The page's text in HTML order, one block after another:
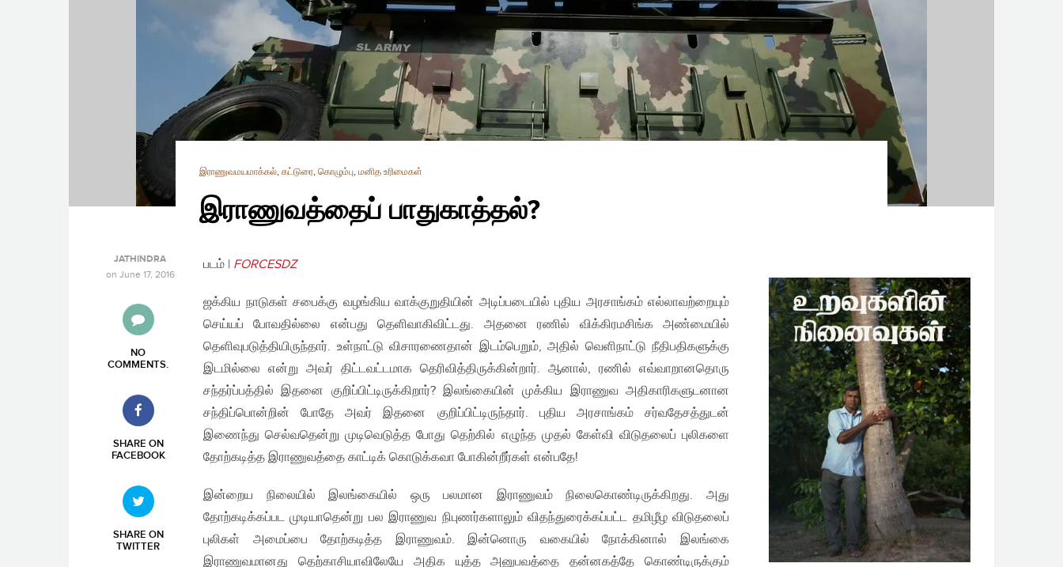
இராணுவமயமாக்கல், கட்டுரை, கொழும்பு, மனித உரிமைகள்
இராணுவத்தைப் பாதுகாத்தல்?
JATHINDRA
on June 17, 2016
NO
COMMENTS.
SHARE ON
FACEBOOK
SHARE ON
TWITTER
படம் | FORCESDZ
ஜக்கிய நாடுகள் சபைக்கு வழங்கிய வாக்குறுதியின் அடிப்படையில் புதிய அரசாங்கம் எல்லாவற்றையும்
செய்யப் போவதில்லை என்பது தெளிவாகிவிட்டது. அதனை ரணில் விக்கிரமசிங்க அண்மையில்
தெளிவுபடுத்தியிருந்தார். உள்நாட்டு விசாரணைதான் இடம்பெறும், அதில் வெளிநாட்டு நீதிபதிகளுக்கு
இடமில்லை என்று அவர் திட்டவட்டமாக தெரிவித்திருக்கின்றார். ஆனால், ரணில் எவ்வாறானதொரு
சந்தர்ப்பத்தில் இதனை குறிப்பிட்டிருக்கிறார்? இலங்கையின் முக்கிய இராணுவ அதிகாரிகளுடனான
சந்திப்பொன்றின் போதே அவர் இதனை குறிப்பிட்டிருந்தார். புதிய அரசாங்கம் சர்வதேசத்துடன்
இணைந்து செல்வதென்று முடிவெடுத்த போது தெற்கில் எழுந்த முதல் கேள்வி விடுதலைப் புலிகளை
தோற்கடித்த இராணுவத்தை காட்டிக் கொடுக்கவா போகின்றீர்கள் என்பதே!
இன்றைய நிலையில் இலங்கையில் ஒரு பலமான இராணுவம் நிலைகொண்டிருக்கிறது. அது
தோற்கடிக்கப்பட முடியாதென்று பல இராணுவ நிபுணர்களாலும் விதந்துரைக்கப்பட்ட தமிழீழ விடுதலைப்
புலிகள் அமைப்பை தோற்கடித்த இராணுவம். இன்னொரு வகையில் நோக்கினால் இலங்கை
இராணுவமானது தெற்காசியாவிலேயே அதிக யுத்த அனுபவத்தை தன்னகத்தே கொண்டிருக்கும்